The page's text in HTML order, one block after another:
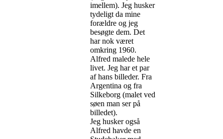
imellem). Jeg husker
tydeligt da mine
forældre og jeg
besøgte dem. Det
har nok været
omkring 1960.
Alfred malede hele
livet. Jeg har et par
af hans billeder. Fra
Argentina og fra
Silkeborg (malet ved
søen man ser på
billedet).
Jeg husker også
Alfred havde en